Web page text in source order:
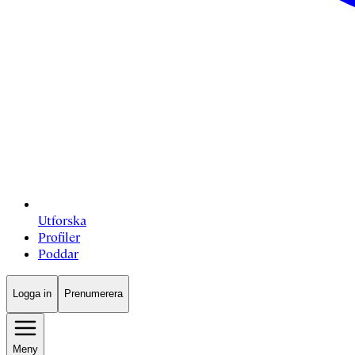
Utforska
Profiler
Poddar
Logga in Prenumerera
Meny